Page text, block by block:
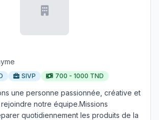
SIVP 700 - 1000 TND
une personne passionnée, créative et
notre équipe.Missions
quotidiennement les produits de la